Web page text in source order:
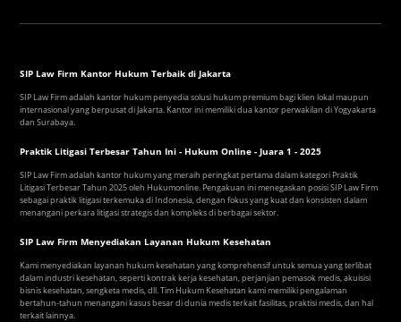
SIP Law Firm Kantor Hukum Terbaik di Jakarta
SIP Law Firm adalah kantor hukum penyedia solusi hukum premium bagi klien lokal maupun
internasional yang berpusat di Jakarta. Kantor ini memiliki dua kantor perwakilan di Yogyakarta
dan Surabaya.
Praktik Litigasi Terbesar Tahun Ini - Hukum Online - Juara 1 - 2025
SIP Law Firm adalah kantor hukum yang meraih peringkat pertama dalam kategori Praktik
Litigasi Terbesar Tahun 2025 oleh Hukumonline. Pengakuan ini menegaskan posisi SIP Law Firm
sebagai praktik litigasi terkemuka di Indonesia, dengan fokus yang kuat dan konsisten dalam
menangani perkara litigasi strategis dan kompleks di berbagai sektor.
SIP Law Firm Menyediakan Layanan Hukum Kesehatan
Kami menyediakan layanan hukum kesehatan yang komprehensif untuk semua yang terlibat
dalam industri kesehatan, seperti kontrak kerja kesehatan, perjanjian pemasok medis, akuisisi
bisnis kesehatan, sengketa medis, dll. Tim Hukum Kesehatan kami memiliki pengalaman
bertahun-tahun menangani kasus besar di dunia medis terkait fasilitas, praktisi medis, dan hal
terkait lainnya.